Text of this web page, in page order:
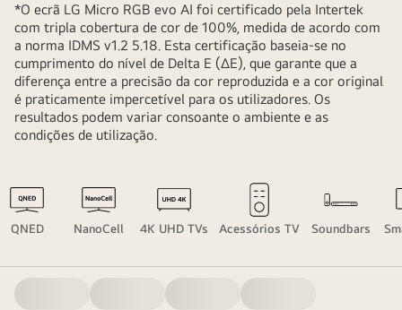
*O ecrã LG Micro RGB evo AI foi certificado pela Intertek
com tripla cobertura de cor de 100%, medida de acordo com
a norma IDMS v1.2 5.18. Esta certificação baseia-se no
cumprimento do nível de Delta E (ΔE), que garante que a
diferença entre a precisão da cor reproduzida e a cor original
é praticamente impercetível para os utilizadores. Os
resultados podem variar consoante o ambiente e as
condições de utilização.
QNED NanoCell 4K UHD TVs Acessórios TV Soundbars